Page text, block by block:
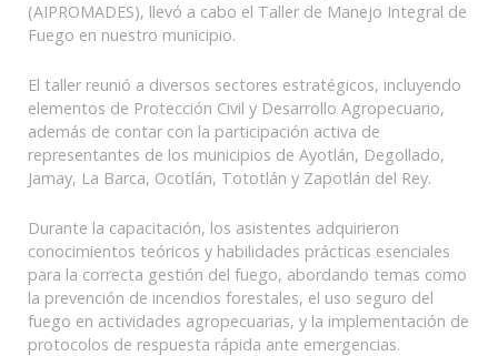
(AIPROMADES), llevó a cabo el Taller de Manejo Integral de
Fuego en nuestro municipio.
El taller reunió a diversos sectores estratégicos, incluyendo
elementos de Protección Civil y Desarrollo Agropecuario,
además de contar con la participación activa de
representantes de los municipios de Ayotlán, Degollado,
Jamay, La Barca, Ocotlán, Tototlán y Zapotlán del Rey.
Durante la capacitación, los asistentes adquirieron
conocimientos teóricos y habilidades prácticas esenciales
para la correcta gestión del fuego, abordando temas como
la prevención de incendios forestales, el uso seguro del
fuego en actividades agropecuarias, y la implementación de
protocolos de respuesta rápida ante emergencias.